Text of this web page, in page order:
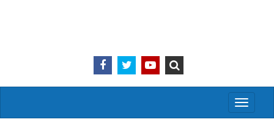
Activar/
menú